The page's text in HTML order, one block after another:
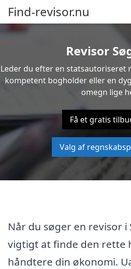
Find-revisor.nu
Revisor
Leder du efter en statsautoriseret
kompetent bogholder eller en
omegn lige
Få et gratis
Valg af
Når du søger en revisor i
vigtigt at finde den rette
håndtere din økonomi.